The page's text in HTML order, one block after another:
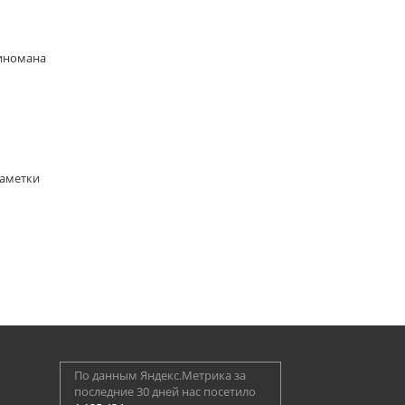
По данным Яндекс.Метрика за
последние 30 дней нас посетило